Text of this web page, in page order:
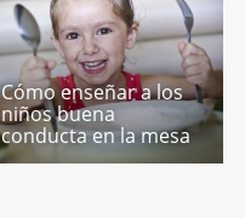
Cómo enseñar a los
niños buena
conducta en la mesa